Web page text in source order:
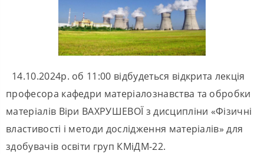
14.10.2024р. об 11:00 відбудеться відкрита лекція
професора кафедри матеріалознавства та обробки
матеріалів Віри ВАХРУШЕВОЇ з дисципліни «Фізичні
властивості і методи дослідження матеріалів» для
здобувачів освіти груп КМіДМ-22.